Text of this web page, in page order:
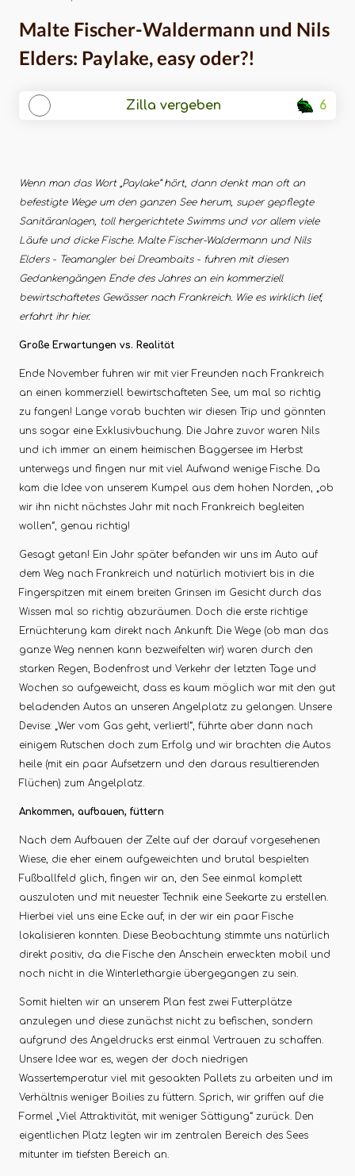
Malte Fischer-Waldermann und Nils
Elders: Paylake, easy oder?!
Zilla vergeben 6
Wenn man das Wort „Paylake“ hört, dann denkt man oft an
befestigte Wege um den ganzen See herum, super gepflegte
Sanitäranlagen, toll hergerichtete Swimms und vor allem viele
Läufe und dicke Fische. Malte Fischer-Waldermann und Nils
Elders - Teamangler bei Dreambaits - fuhren mit diesen
Gedankengängen Ende des Jahres an ein kommerziell
bewirtschaftetes Gewässer nach Frankreich. Wie es wirklich lief,
erfahrt ihr hier.
Große Erwartungen vs. Realität
Ende November fuhren wir mit vier Freunden nach Frankreich
an einen kommerziell bewirtschafteten See, um mal so richtig
zu fangen! Lange vorab buchten wir diesen Trip und gönnten
uns sogar eine Exklusivbuchung. Die Jahre zuvor waren Nils
und ich immer an einem heimischen Baggersee im Herbst
unterwegs und fingen nur mit viel Aufwand wenige Fische. Da
kam die Idee von unserem Kumpel aus dem hohen Norden, „ob
wir ihn nicht nächstes Jahr mit nach Frankreich begleiten
wollen“, genau richtig!
Gesagt getan! Ein Jahr später befanden wir uns im Auto auf
dem Weg nach Frankreich und natürlich motiviert bis in die
Fingerspitzen mit einem breiten Grinsen im Gesicht durch das
Wissen mal so richtig abzuräumen. Doch die erste richtige
Ernüchterung kam direkt nach Ankunft. Die Wege (ob man das
ganze Weg nennen kann bezweifelten wir) waren durch den
starken Regen, Bodenfrost und Verkehr der letzten Tage und
Wochen so aufgeweicht, dass es kaum möglich war mit den gut
beladenden Autos an unseren Angelplatz zu gelangen. Unsere
Devise: „Wer vom Gas geht, verliert!“, führte aber dann nach
einigem Rutschen doch zum Erfolg und wir brachten die Autos
heile (mit ein paar Aufsetzern und den daraus resultierenden
Flüchen) zum Angelplatz.
Ankommen, aufbauen, füttern
Nach dem Aufbauen der Zelte auf der darauf vorgesehenen
Wiese, die eher einem aufgeweichten und brutal bespielten
Fußballfeld glich, fingen wir an, den See einmal komplett
auszuloten und mit neuester Technik eine Seekarte zu erstellen.
Hierbei viel uns eine Ecke auf, in der wir ein paar Fische
lokalisieren konnten. Diese Beobachtung stimmte uns natürlich
direkt positiv, da die Fische den Anschein erweckten mobil und
noch nicht in die Winterlethargie übergegangen zu sein.
Somit hielten wir an unserem Plan fest zwei Futterplätze
anzulegen und diese zunächst nicht zu befischen, sondern
aufgrund des Angeldrucks erst einmal Vertrauen zu schaffen.
Unsere Idee war es, wegen der doch niedrigen
Wassertemperatur viel mit gesoakten Pallets zu arbeiten und im
Verhältnis weniger Boilies zu füttern. Sprich, wir griffen auf die
Formel „Viel Attraktivität, mit weniger Sättigung“ zurück. Den
eigentlichen Platz legten wir im zentralen Bereich des Sees
mitunter im tiefsten Bereich an.